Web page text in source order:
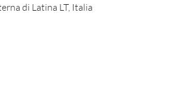
di Latina LT, Italia